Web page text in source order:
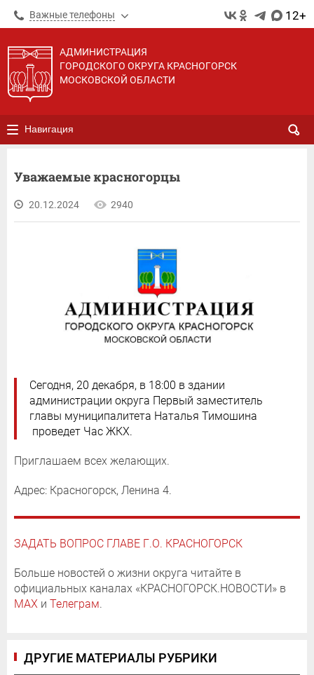
Важные телефоны 12+
АДМИНИСТРАЦИЯ
ГОРОДСКОГО ОКРУГА КРАСНОГОРСК
МОСКОВСКОЙ ОБЛАСТИ
Навигация
Уважаемые красногорцы
20.12.2024 2940
Сегодня, 20 декабря, в 18:00 в здании
администрации округа Первый заместитель
главы муниципалитета Наталья Тимошина
проведет Час ЖКХ.
Приглашаем всех желающих.
Адрес: Красногорск, Ленина 4.
ЗАДАТЬ ВОПРОС ГЛАВЕ Г.О. КРАСНОГОРСК
Больше новостей о жизни округа читайте в
официальных каналах «КРАСНОГОРСК.НОВОСТИ» в
MAX и Телеграм.
ДРУГИЕ МАТЕРИАЛЫ РУБРИКИ